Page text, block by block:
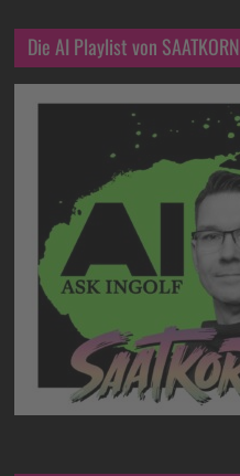
Die AI Playlist von SAATKORN